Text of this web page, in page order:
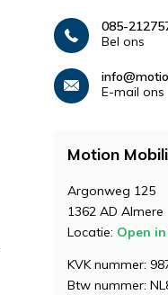
085-
Bel ons
E-mail ons
Motion
Argonweg 125
1362 AD Almere
Locatie: Open
KVK nummer:
Btw nummer: